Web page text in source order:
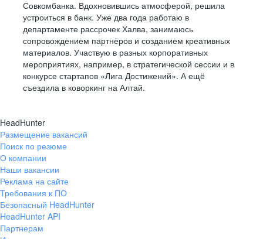
Совкомбанка. Вдохновившись атмосферой, решила
устроиться в банк. Уже два года работаю в
департаменте рассрочек Халва, занимаюсь
сопровождением партнёров и созданием креативных
материалов. Участвую в разных корпоративных
мероприятиях, например, в стратегической сессии и в
конкурсе стартапов «Лига Достижений». А ещё
съездила в коворкинг на Алтай.
HeadHunter
Размещение вакансий
Поиск по резюме
О компании
Наши вакансии
Реклама на сайте
Требования к ПО
Безопасный HeadHunter
HeadHunter API
Партнерам